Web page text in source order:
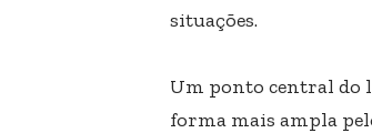
situações.
Um ponto central do
forma mais ampla